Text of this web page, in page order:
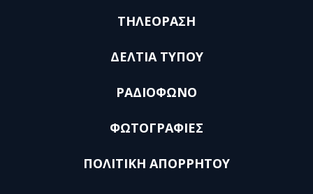
ΤΗΛΕΟΡΑΣΗ
ΔΕΛΤΙΑ ΤΥΠΟΥ
ΡΑΔΙΟΦΩΝΟ
ΦΩΤΟΓΡΑΦΙΕΣ
ΠΟΛΙΤΙΚΗ ΑΠΟΡΡΗΤΟΥ